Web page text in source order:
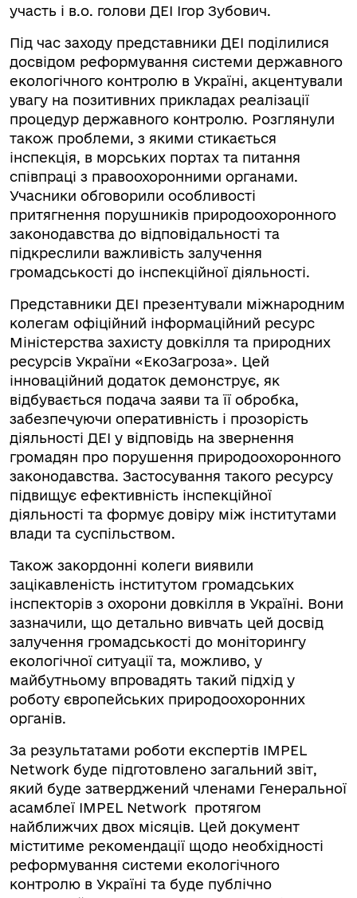
участь і в.о. голови ДЕІ Ігор Зубович.
Під час заходу представники ДЕІ поділилися
досвідом реформування системи державного
екологічного контролю в Україні, акцентували
увагу на позитивних прикладах реалізації
процедур державного контролю. Розглянули
також проблеми, з якими стикається
інспекція, в морських портах та питання
співпраці з правоохоронними органами.
Учасники обговорили особливості
притягнення порушників природоохоронного
законодавства до відповідальності та
підкреслили важливість залучення
громадськості до інспекційної діяльності.
Представники ДЕІ презентували міжнародним
колегам офіційний інформаційний ресурс
Міністерства захисту довкілля та природних
ресурсів України «ЕкоЗагроза». Цей
інноваційний додаток демонструє, як
відбувається подача заяви та її обробка,
забезпечуючи оперативність і прозорість
діяльності ДЕІ у відповідь на звернення
громадян про порушення природоохоронного
законодавства. Застосування такого ресурсу
підвищує ефективність інспекційної
діяльності та формує довіру між інститутами
влади та суспільством.
Також закордонні колеги виявили
зацікавленість інститутом громадських
інспекторів з охорони довкілля в Україні. Вони
зазначили, що детально вивчать цей досвід
залучення громадськості до моніторингу
екологічної ситуації та, можливо, у
майбутньому впровадять такий підхід у
роботу європейських природоохоронних
органів.
За результатами роботи експертів IMPEL
Network буде підготовлено загальний звіт,
який буде затверджений членами Генеральної
асамблеї IMPEL Network протягом
найближчих двох місяців. Цей документ
міститиме рекомендації щодо необхідності
реформування системи екологічного
контролю в Україні та буде публічно